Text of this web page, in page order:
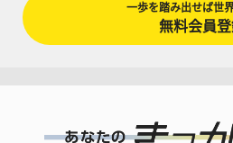
一歩を踏み出せば世
無料会員